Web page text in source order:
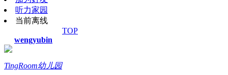
听力家园
当前离线
TOP
wengyubin
TingRoom幼儿园